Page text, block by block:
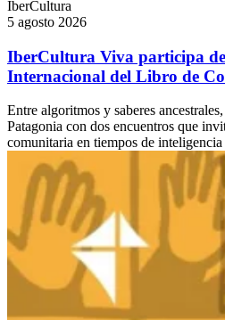
IberCultura
5 agosto 2026
IberCultura Viva participa
Internacional del Libro de
Entre algoritmos y saberes
Patagonia con dos encuentros que
comunitaria en tiempos de